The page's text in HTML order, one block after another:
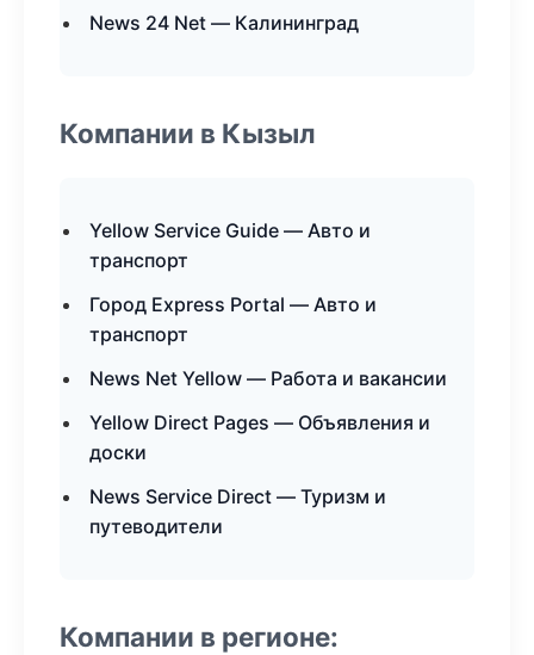
News 24 Net — Калининград
Компании в Кызыл
Yellow Service Guide — Авто и
транспорт
Город Express Portal — Авто и
транспорт
News Net Yellow — Работа и вакансии
Yellow Direct Pages — Объявления и
доски
News Service Direct — Туризм и
путеводители
Компании в регионе: